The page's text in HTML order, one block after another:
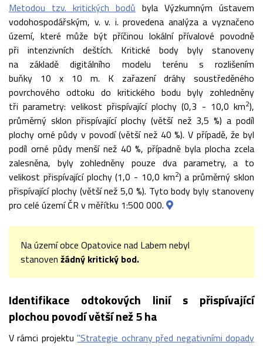
Metodou tzv. kritických bodů byla Výzkumným ústavem
vodohospodářským, v. v. i. provedena analýza a vyznačeno
území, které může být příčinou lokální přívalové povodně
při intenzivních deštích. Kritické body byly stanoveny
na základě digitálního modelu terénu s rozlišením
buňky 10 x 10 m. K zařazení dráhy soustředěného
povrchového odtoku do kritického bodu byly zohledněny
tři parametry: velikost přispívající plochy (0,3 - 10,0 km2),
průměrný sklon přispívající plochy (větší než 3,5 %) a podíl
plochy orné půdy v povodí (větší než 40 %). V případě, že byl
podíl orné půdy menší než 40 %, případně byla plocha zcela
zalesněna, byly zohledněny pouze dva parametry, a to
velikost přispívající plochy (1,0 - 10,0 km2) a průměrný sklon
přispívající plochy (větší než 5,0 %). Tyto body byly stanoveny
pro celé území ČR v měřítku 1:500 000.
Na území obce Opatovice nad Labem nebyl
stanoven žádný kritický bod.
Identifikace odtokových linií s přispívající
plochou povodí větší než 5 ha
V rámci projektu"Strategie ochrany před negativními dopady